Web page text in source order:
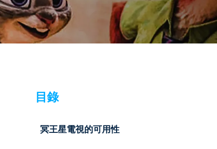
目錄
冥王星電視的可用性